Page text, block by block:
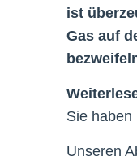
ist
Gas auf
Sie haben
Unseren